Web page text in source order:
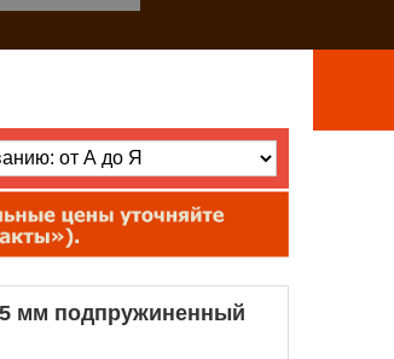
мм подпружиненный